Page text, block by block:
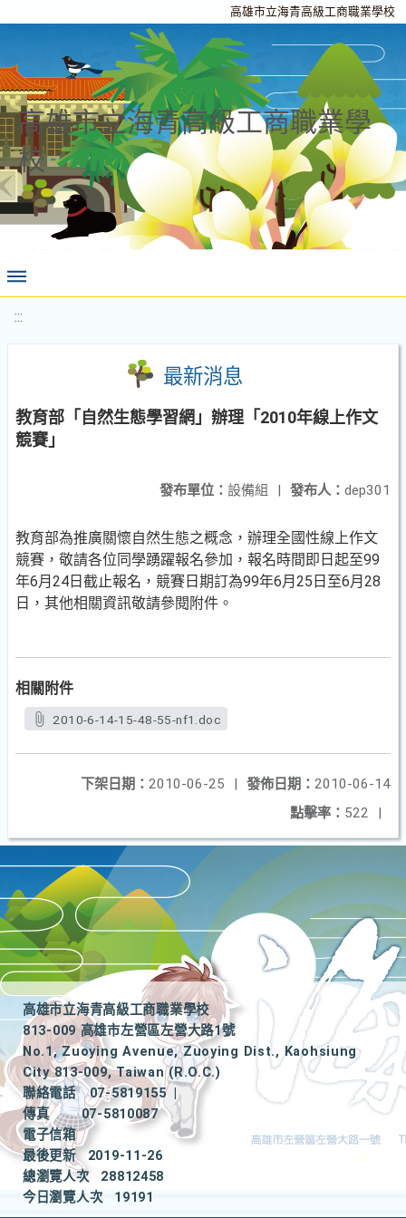
高雄市立海青高級工商職業學校
高雄市立海青高級工商職業學
校
:::
最新消息
教育部「自然生態學習網」辦理「2010年線上作文
競賽」
發布人： dep301
發布單位： 設備組 |
教育部為推廣關懷自然生態之概念，辦理全國性線上作文
競賽，敬請各位同學踴躍報名參加，報名時間即日起至99
年6月24日截止報名，競賽日期訂為99年6月25日至6月28
日，其他相關資訊敬請參閱附件。
相關附件
2010-6-14-15-48-55-nf1.doc
發佈日期： 2010-06-14
下架日期： 2010-06-25
|
點擊率： 522 |
高雄市立海青高級工商職業學校
813-009 高雄市左營區左營大路1號
No.1, Zuoying Avenue, Zuoying Dist., Kaohsiung
City 813-009, Taiwan (R.O.C.)
聯絡電話
07-5819155
|
傳真
07-5810087
電子信箱
最後更新
2019-11-26
總瀏覽人次
28812458
今日瀏覽人次
19191